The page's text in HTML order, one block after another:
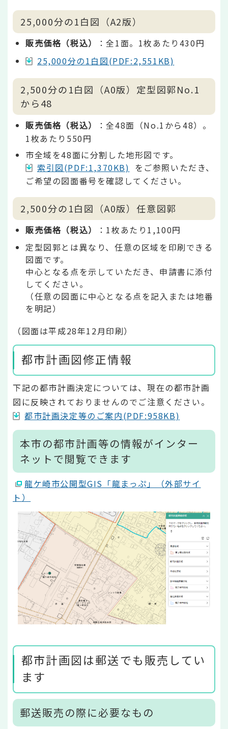
25,000分の1白図（A2版）
販売価格（税込）
：全1面。1枚あたり430円
25,000分の1白図(PDF:2,551KB)
2,500分の1白図（A0版）定型図郭No.1
から48
販売価格（税込）
：全48面（No.1から48）。
1枚あたり550円
市全域を48面に分割した地形図です。
索引図(PDF:1,370KB) をご参照いただき、
ご希望の図面番号を確認してください。
2,500分の1白図（A0版）任意図郭
販売価格（税込）
：1枚あたり1,100円
定型図郭とは異なり、任意の区域を印刷できる
図面です。
中心となる点を示していただき、申請書に添付
してください。
（任意の図面に中心となる点を記入または地番
を明記）
（図面は平成28年12月印刷）
都市計画図修正情報
下記の都市計画決定については、現在の都市計画
図に反映されておりませんのでご注意ください。
都市計画決定等のご案内(PDF:958KB)
本市の都市計画等の情報がインター
ネットで閲覧できます
龍ケ崎市公開型GIS「龍まっぷ」（外部サイ
ト）
都市計画図は郵送でも販売してい
ます
郵送販売の際に必要なもの